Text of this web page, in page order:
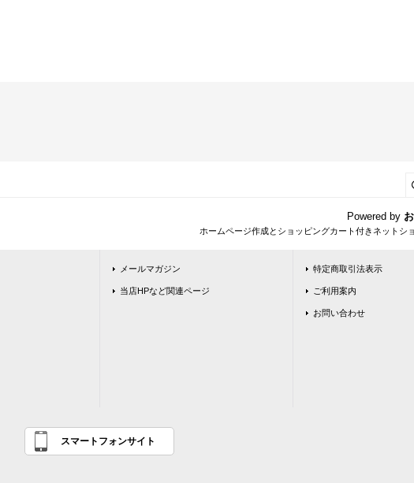
Powered by
ホームページ作成とショッピングカート付きネットシ
メールマガジン
当店HPなど関連ページ
特定商取引法表示
ご利用案内
お問い合わせ
スマートフォンサイト